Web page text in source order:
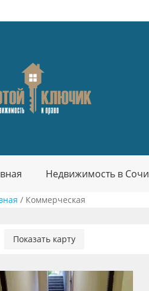
Недвижимость в Сочи
/ Коммерческая
Показать карту